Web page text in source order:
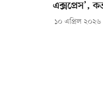
এক্সপ্রেস’,
১০ এপ্রিল ২০২৬